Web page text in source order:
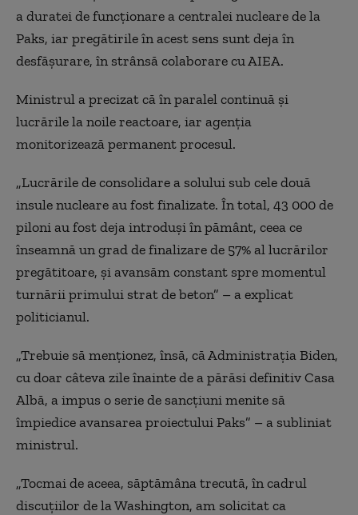
a duratei de funcţionare a centralei nucleare de la
Paks, iar pregătirile în acest sens sunt deja în
desfăşurare, în strânsă colaborare cu AIEA.
Ministrul a precizat că în paralel continuă şi
lucrările la noile reactoare, iar agenţia
monitorizează permanent procesul.
„Lucrările de consolidare a solului sub cele două
insule nucleare au fost finalizate. În total, 43 000 de
piloni au fost deja introduşi în pământ, ceea ce
înseamnă un grad de finalizare de 57% al lucrărilor
pregătitoare, şi avansăm constant spre momentul
turnării primului strat de beton” – a explicat
politicianul.
„Trebuie să menţionez, însă, că Administraţia Biden,
cu doar câteva zile înainte de a părăsi definitiv Casa
Albă, a impus o serie de sancţiuni menite să
împiedice avansarea proiectului Paks” – a subliniat
ministrul.
„Tocmai de aceea, săptămâna trecută, în cadrul
discuţiilor de la Washington, am solicitat ca